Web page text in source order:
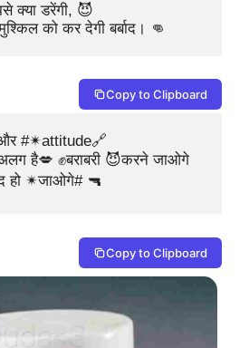
क्या डरेंगी, 😈
को कर देगी बर्बाद। 👊
Copy to Clipboard
#✴attitude🔗
है💋 ✊बराबरी 😈करने जाओगे
हो ✴जाओगे# 🔫
Copy to Clipboard